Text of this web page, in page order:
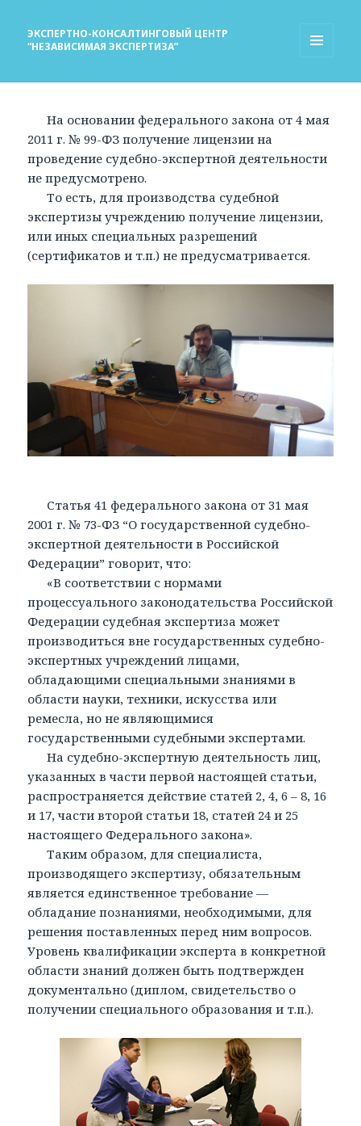
ЭКСПЕРТНО-КОНСАЛТИНГОВЫЙ ЦЕНТР
“НЕЗАВИСИМАЯ ЭКСПЕРТИЗА”
На основании федерального закона от 4 мая
2011 г. № 99-ФЗ получение лицензии на
проведение судебно-экспертной деятельности
не предусмотрено.
То есть, для производства судебной
экспертизы учреждению получение лицензии,
или иных специальных разрешений
(сертификатов и т.п.) не предусматривается.
Статья 41 федерального закона от 31 мая
2001 г. № 73-ФЗ “О государственной судебно-
экспертной деятельности в Российской
Федерации” говорит, что:
«В соответствии с нормами
процессуального законодательства Российской
Федерации судебная экспертиза может
производиться вне государственных судебно-
экспертных учреждений лицами,
обладающими специальными знаниями в
области науки, техники, искусства или
ремесла, но не являющимися
государственными судебными экспертами.
На судебно-экспертную деятельность лиц,
указанных в части первой настоящей статьи,
распространяется действие статей 2, 4, 6 – 8, 16
и 17, части второй статьи 18, статей 24 и 25
настоящего Федерального закона».
Таким образом, для специалиста,
производящего экспертизу, обязательным
является единственное требование —
обладание познаниями, необходимыми, для
решения поставленных перед ним вопросов.
Уровень квалификации эксперта в конкретной
области знаний должен быть подтвержден
документально (диплом, свидетельство о
получении специального образования и т.п.).